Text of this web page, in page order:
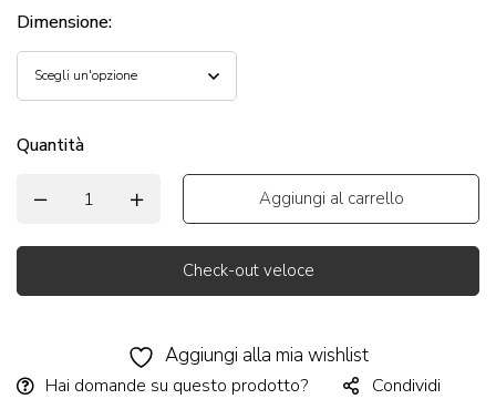
Dimensione:
Quantità
Aggiungi al carrello
Check-out veloce
Aggiungi alla mia wishlist
Hai domande su questo prodotto? Condividi